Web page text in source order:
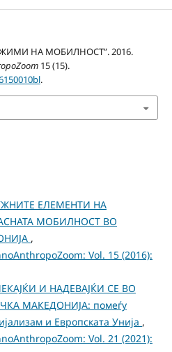
НА МОБИЛНОСТ”. 2016.
15 (15).
.
ЕЛЕМЕНТИ НА
МОБИЛНОСТ ВО
,
Vol. 15 (2016):
И НАДЕВАЈЌИ СЕ ВО
МАКЕДОНИЈА: помеѓу
и Европската Унија ,
Vol. 21 (2021):